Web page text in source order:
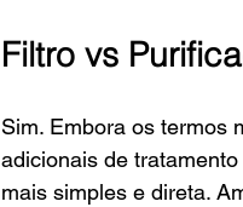
Filtro vs
Sim. Embora os termos
adicionais de
mais simples e direta.